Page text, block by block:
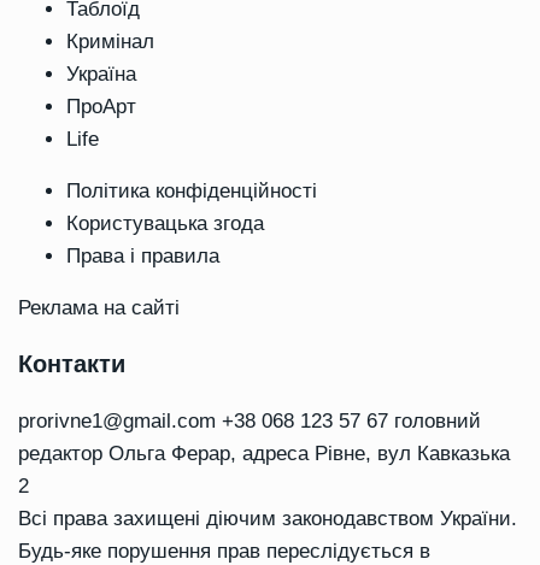
Таблоїд
Кримінал
Україна
ПроАрт
Life
Політика конфіденційності
Користувацька згода
Права і правила
Реклама на сайті
Контакти
prorivne1@gmail.com +38 068 123 57 67 головний
редактор Ольга Ферар, адреса Рівне, вул Кавказька
2
Всі права захищені діючим законодавством України.
Будь-яке порушення прав переслідується в